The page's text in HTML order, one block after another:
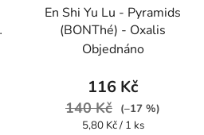
En Shi Yu Lu - Pyramids
(BONThé) - Oxalis
Objednáno
116 Kč
140 Kč
(–17 %)
Měrná
5,80 Kč / 1 ks